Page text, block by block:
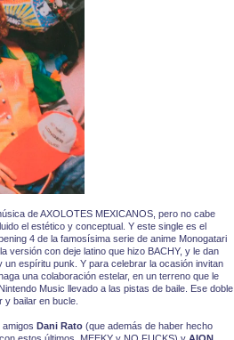
de AXOLOTES MEXICANOS, pero no cabe
el estético y conceptual. Y este single es el
4 de la famosísima serie de anime Monogatari
versión con deje latino que hizo BACHY, y le dan
espíritu punk. Y para celebrar la ocasión invitan
una colaboración estelar, en un terreno que le
Music llevado a las pistas de baile. Ese doble
bailar en bucle.
Dani Rato(que además de haber hecho